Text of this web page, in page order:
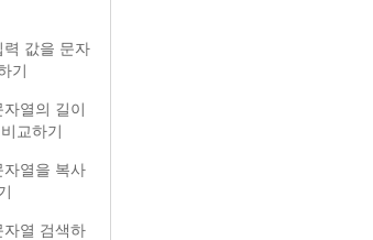
력 값을 문자
기
열의 길이
교하기
자열을 복사
자열 검색하